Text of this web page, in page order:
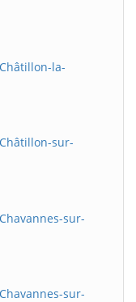
la-
sur-
sur-
sur-